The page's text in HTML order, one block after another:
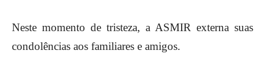
Neste momento de tristeza, a ASMIR externa suas
condolências aos familiares e amigos.